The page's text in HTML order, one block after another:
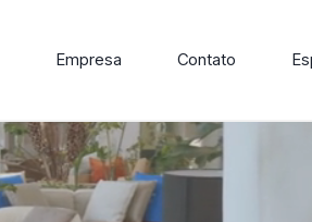
Empresa Contato
nossa linha de cadeiras,